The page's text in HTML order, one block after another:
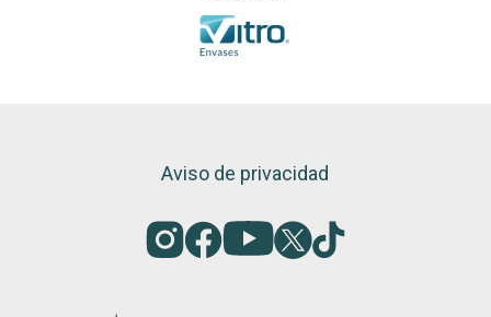
Aviso de privacidad